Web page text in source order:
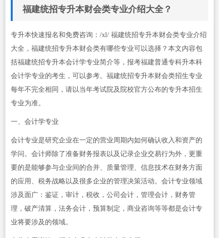
福建统招专升本财会类专业介绍大全？
专升本快速报名和免费咨询：/xl/ 福建统招专升本财会类专业介绍
大全，福建统招专升本财会类有哪些专业可以选择？本文内容包
括福建统招专升本会计学专业简介等，报考福建普通专科升本科
会计学专业的考生，可以参考。福建统招专升本财会类招生专业
每年不完全相同，请以当年考试院及院校官方公布的专升本招生
专业为准。
一、会计学专业
会计专业是研究企业在一定的营业周期内如何确认收入和资产的
学问。会计师除了准备财务报表以及记录企业交易行为外，更重
要的是能够参与企业间的合并、质量管理、信息技术在财务方面
的应用、税务战略以及很多企业的管理决策活动。会计专业领域
涉及面广：鉴证，审计，税收，公司会计，管理会计，财务管
理，破产清算，法务会计，预算制定，商业咨询等等都是会计专
业将要涉及的领域。